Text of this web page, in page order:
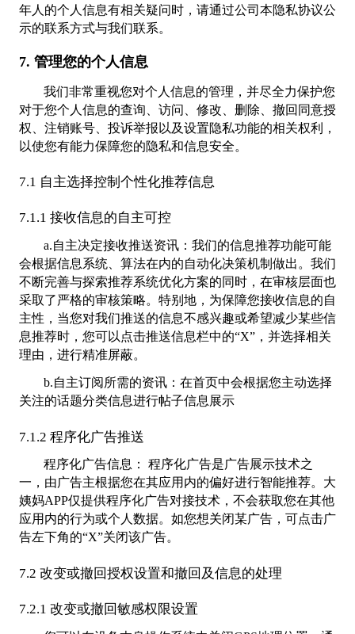
年人的个人信息有相关疑问时，请通过公司本隐私协议公
示的联系方式与我们联系。
7. 管理您的个人信息
我们非常重视您对个人信息的管理，并尽全力保护您
对于您个人信息的查询、访问、修改、删除、撤回同意授
权、注销账号、投诉举报以及设置隐私功能的相关权利，
以使您有能力保障您的隐私和信息安全。
7.1 自主选择控制个性化推荐信息
7.1.1 接收信息的自主可控
a.自主决定接收推送资讯：我们的信息推荐功能可能
会根据信息系统、算法在内的自动化决策机制做出。我们
不断完善与探索推荐系统优化方案的同时，在审核层面也
采取了严格的审核策略。特别地，为保障您接收信息的自
主性，当您对我们推送的信息不感兴趣或希望减少某些信
息推荐时，您可以点击推送信息栏中的“X”，并选择相关
理由，进行精准屏蔽。
b.自主订阅所需的资讯：在首页中会根据您主动选择
关注的话题分类信息进行帖子信息展示
7.1.2 程序化广告推送
程序化广告信息： 程序化广告是广告展示技术之
一，由广告主根据您在其应用内的偏好进行智能推荐。大
姨妈APP仅提供程序化广告对接技术，不会获取您在其他
应用内的行为或个人数据。如您想关闭某广告，可点击广
告左下角的“X”关闭该广告。
7.2 改变或撤回授权设置和撤回及信息的处理
7.2.1 改变或撤回敏感权限设置